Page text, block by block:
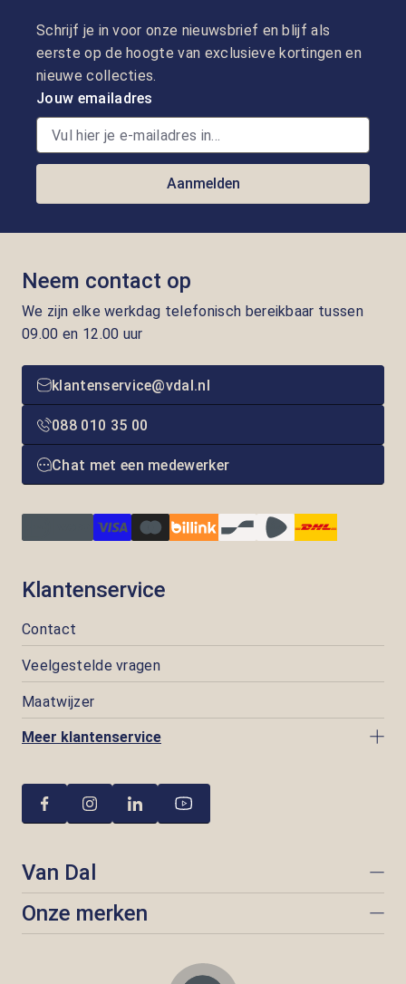
Schrijf je in voor onze nieuwsbrief en blijf als
eerste op de hoogte van exclusieve kortingen en
nieuwe collecties.
Jouw emailadres
Aanmelden
Neem contact op
We zijn elke werkdag telefonisch bereikbaar tussen
09.00 en 12.00 uur
klantenservice@vdal.nl
088 010 35 00
Chat met een medewerker
Klantenservice
Contact
Veelgestelde vragen
Maatwijzer
Meer klantenservice
Van Dal
Onze merken